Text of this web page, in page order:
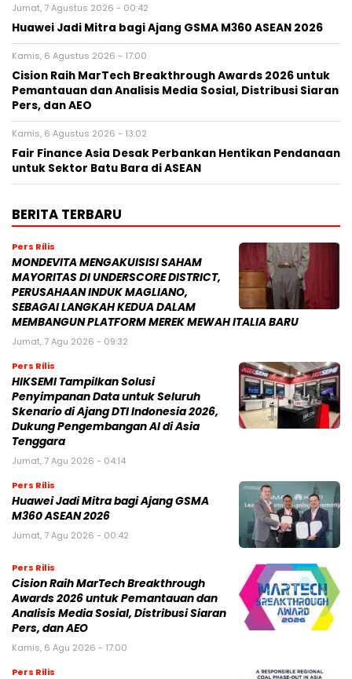
Jumat, 7 Agustus 2026 - 00:42
Huawei Jadi Mitra bagi Ajang GSMA M360 ASEAN 2026
Kamis, 6 Agustus 2026 - 17:00
Cision Raih MarTech Breakthrough Awards 2026 untuk
Pemantauan dan Analisis Media Sosial, Distribusi Siaran
Pers, dan AEO
Kamis, 6 Agustus 2026 - 13:02
Fair Finance Asia Desak Perbankan Hentikan Pendanaan
untuk Sektor Batu Bara di ASEAN
BERITA TERBARU
Pers Rilis
MONDEVITA MENGAKUISISI SAHAM
MAYORITAS DI UNDERSCORE DISTRICT,
PERUSAHAAN INDUK MAGLIANO,
SEBAGAI LANGKAH KEDUA DALAM
MEMBANGUN PLATFORM MEREK MEWAH ITALIA BARU
Jumat, 7 Agu 2026 - 09:32
Pers Rilis
HIKSEMI Tampilkan Solusi
Penyimpanan Data untuk Seluruh
Skenario di Ajang DTI Indonesia 2026,
Dukung Pengembangan AI di Asia
Tenggara
Jumat, 7 Agu 2026 - 04:14
Pers Rilis
Huawei Jadi Mitra bagi Ajang GSMA
M360 ASEAN 2026
Jumat, 7 Agu 2026 - 00:42
Pers Rilis
Cision Raih MarTech Breakthrough
Awards 2026 untuk Pemantauan dan
Analisis Media Sosial, Distribusi Siaran
Pers, dan AEO
Kamis, 6 Agu 2026 - 17:00
Pers Rilis